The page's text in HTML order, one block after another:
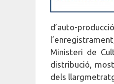
d’auto-
Ministeri de
distribució,
dels